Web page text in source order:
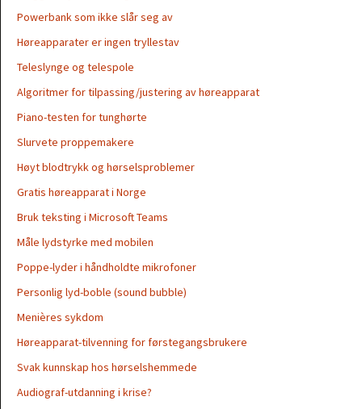
Powerbank som ikke slår seg av
Høreapparater er ingen tryllestav
Teleslynge og telespole
Algoritmer for tilpassing/justering av høreapparat
Piano-testen for tunghørte
Slurvete proppemakere
Høyt blodtrykk og hørselsproblemer
Gratis høreapparat i Norge
Bruk teksting i Microsoft Teams
Måle lydstyrke med mobilen
Poppe-lyder i håndholdte mikrofoner
Personlig lyd-boble (sound bubble)
Menières sykdom
Høreapparat-tilvenning for førstegangsbrukere
Svak kunnskap hos hørselshemmede
Audiograf-utdanning i krise?